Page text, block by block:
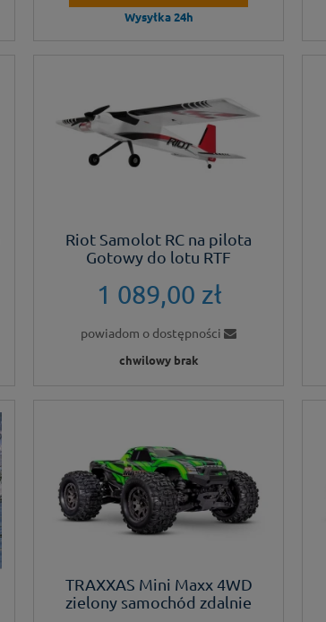
Wysyłka 24h
Riot Samolot RC na pilota
Gotowy do lotu RTF
1 089,00 zł
powiadom o dostępności
chwilowy brak
TRAXXAS Mini Maxx 4WD
zielony samochód zdalnie